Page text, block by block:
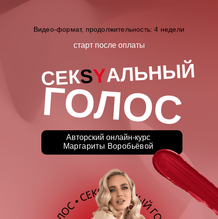
СЕКSYАЛЬНЫЙ
Авторский онлайн-курс
Маргариты Воробьёвой
Видео-формат, продолжительность: 4 недели
ГОЛОС
старт после оплаты